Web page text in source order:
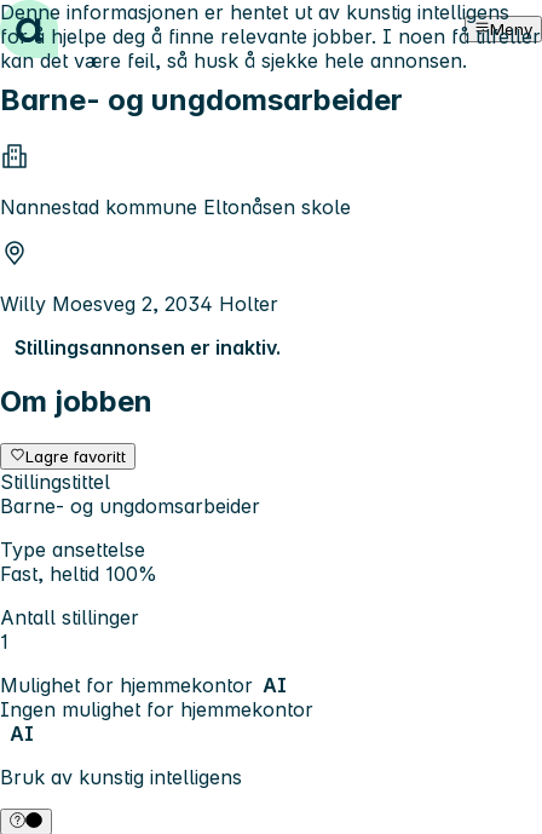
Hopp til innhold Meny
Barne- og ungdomsarbeider
Nannestad kommune Eltonåsen skole
Willy Moesveg 2, 2034 Holter
Stillingsannonsen er inaktiv.
Om jobben
Lagre favoritt
Stillingstittel
Barne- og ungdomsarbeider
Type ansettelse
Fast, heltid 100%
Antall stillinger
1
Mulighet for hjemmekontor AI
Ingen mulighet for hjemmekontor
AI
Bruk av kunstig intelligens
Denne informasjonen er hentet ut av kunstig intelligens
for å hjelpe deg å finne relevante jobber. I noen få tilfeller
kan det være feil, så husk å sjekke hele annonsen.